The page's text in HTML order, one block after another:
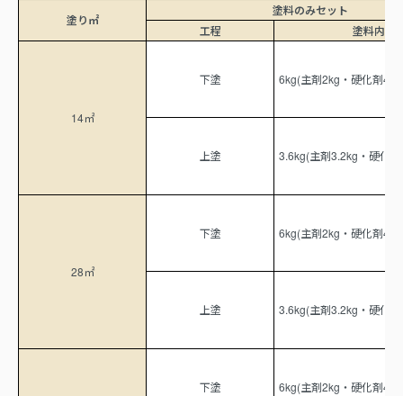
塗り㎡
塗料のみセット
工程
塗料内容
14㎡
下塗 6kg(主剤2kg・硬化剤
上塗 3.6kg(主剤3.2kg・硬化
28㎡
下塗 6kg(主剤2kg・硬化剤
上塗 3.6kg(主剤3.2kg・硬化
下塗 6kg(主剤2kg・硬化剤